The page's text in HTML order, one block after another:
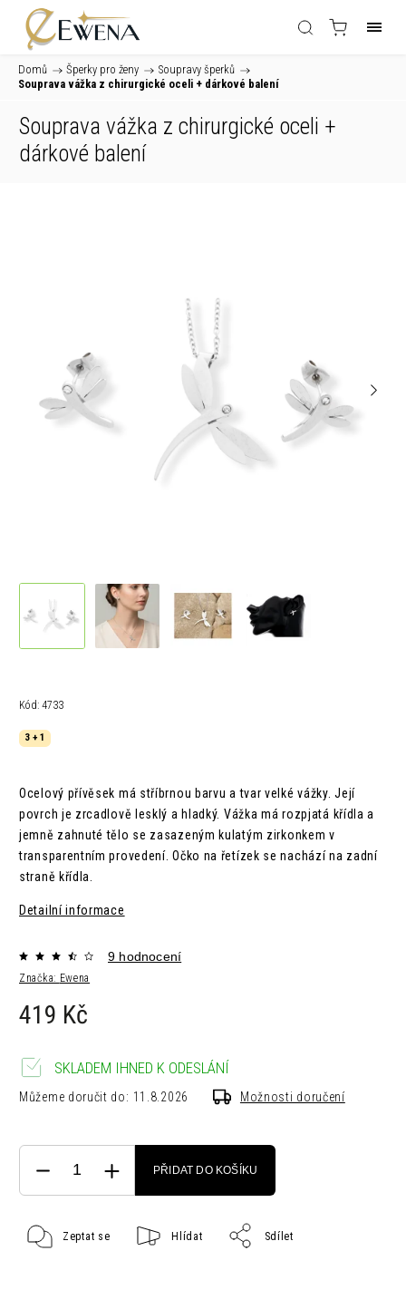
Domů / Šperky pro ženy / Soupravy šperků /
Souprava vážka z chirurgické oceli + dárkové balení
Souprava vážka z chirurgické oceli +
dárkové balení
Kód: 4733
3 + 1
Ocelový přívěsek má stříbrnou barvu a tvar velké vážky. Její
povrch je zrcadlově lesklý a hladký. Vážka má rozpjatá křídla a
jemně zahnuté tělo se zasazeným kulatým zirkonkem v
transparentním provedení. Očko na řetízek se nachází na zadní
straně křídla.
Detailní informace
Značka: Ewena
9 hodnocení
419 Kč
SKLADEM IHNED K ODESLÁNÍ
Můžeme doručit do: 11.8.2026 Možnosti doručení
PŘIDAT DO KOŠÍKU
Zeptat se Hlídat Sdílet